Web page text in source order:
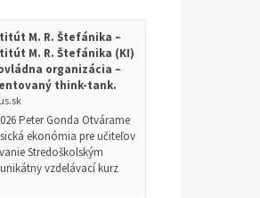
M. R. Štefánika –
M. R. Štefánika (KI)
organizácia –
think-tank.
Peter Gonda Otvárame
ekonómia pre učiteľov
Stredoškolským
vzdelávací kurz